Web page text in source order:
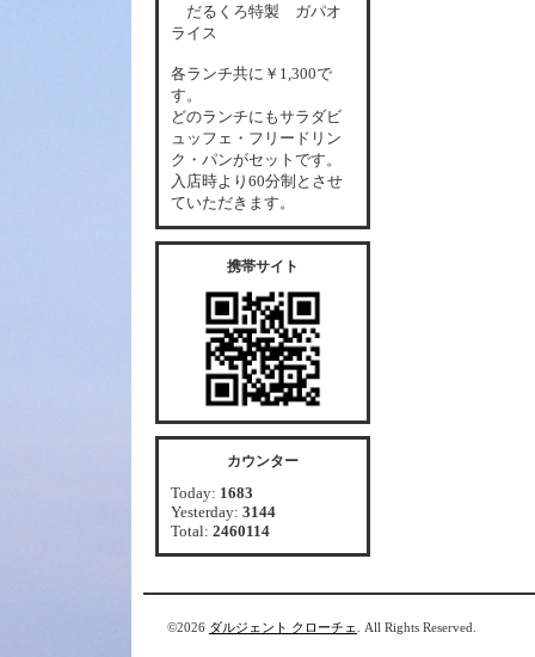
だるくろ特製 ガパオ
ライス
各ランチ共に￥1,300で
す。
どのランチにもサラダビ
ュッフェ・フリードリン
ク・パンがセットです。
入店時より60分制とさせ
ていただきます。
携帯サイト
カウンター
Today: 1683
Yesterday: 3144
Total: 2460114
©2026 ダルジェント クローチェ . All Rights Reserved.